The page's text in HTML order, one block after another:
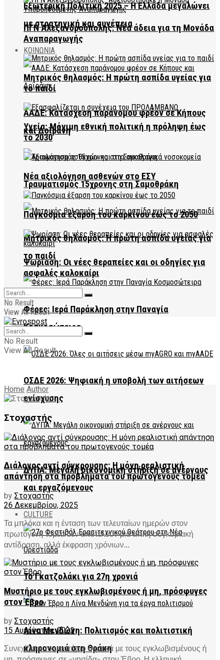
Εξωτερική Πολιτική 2025 – Η Ελλάδα μεγαλώνει
με στρατηγική και συνέπεια
ΚΟΙΝΩΝΙΑ
ΑΑΔΕ: Κατάσχεση παράνομου φρέον σε Κήπους
και Δοϊράνη
Τραυματισμός 15χρονης στη Σαμοθράκη
Μητρικός θηλασμός: Η πρώτη ασπίδα υγείας για
το παιδί
Φέρες: Ιερά Παράκληση στην Παναγία
Κοσμοσώτειρα
ΟΣΔΕ 2026: Ψηφιακή η υποβολή των αιτήσεων
ενίσχυσης
ΔΥΠΑ: Μεγάλη οικονομική στήριξη σε ανέργους
και εργαζόμενους
CULTURE
Το Γκατζολάκι για 27η χρονιά
Λίνα Μενδώνη: Πολιτισμός και πολιτιστική
κληρονομιά στη Θράκη
ΠΓΝ Αλεξανδρούπολης: Νέα άδεια για τη Μονάδα
Αναπαραγωγής
Μητρικός θηλασμός: Η πρώτη ασπίδα υγείας για
το παιδί
Υγεία: Μόνιμη εθνική πολιτική η πρόληψη έως
το 2030
Νέα αξιολόγηση ασθενών στο ΕΣΥ
Παγκόσμια έξαρση του καρκίνου έως το 2050
Ψωρίαση: Οι νέες θεραπείες και οι οδηγίες για
ασφαλές καλοκαίρι
No Result
View All Result
No Result
View All Result
Home Author
Στοχαστής
Διάλογος αντί σύγκρουσης: Η μόνη ρεαλιστική
απάντηση στα προβλήματα του πρωτογενούς τομέα
by Στοχαστής
26 Δεκεμβρίου, 2025
Τα μπλόκα και η ένταση των τελευταίων ημερών στον
πρωτογενή τομέα δεν αποτελούν μια απλή συγκυριακή
αντίδραση, αλλά έκφραση χρόνιων...
Μυστήριο με τους εγκλωβισμένους ή μη, πρόσφυγες
στον Έβρο
by Στοχαστής
15 Αυγούστου, 2022
Συνεχίζεται το μυστήριο σχετικά με τους εγκλωβισμένους ή